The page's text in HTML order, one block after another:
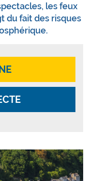
les feux
du fait des risques